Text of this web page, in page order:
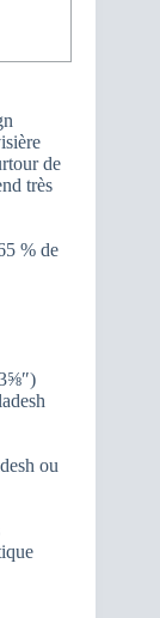
de
très
% de
ou